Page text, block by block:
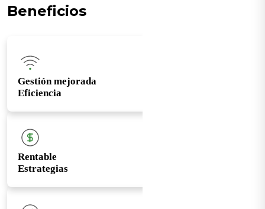
Beneficios
Gestión mejorada
Eficiencia
Rentable
Estrategias